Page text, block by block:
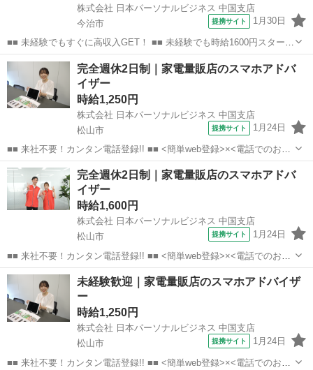
株式会社 日本パーソナルビジネス 中国支店
今治市
提携サイト 1月30日
■■ 未経験でもすぐに高収入GET！ ■■ 未経験でも時給1600円スタート
なので、すぐに高収入!! 社員登用制度もあるので、ゆくゆくは社員に
なんてキャリアアップも目指せます!! ■■ 来社不要！カンタン電話登
録!! ■■...
愛媛 今治市 店長
完全週休2日制｜家電量販店のスマホアドバ
イザー
時給1,250円
株式会社 日本パーソナルビジネス 中国支店
松山市
提携サイト 1月24日
■■ 来社不要！カンタン電話登録!! ■■ <簡単web登録>×<電話でのお仕
事紹介> で、来社なくお仕事探しが可能です♪ 基本情報を入力したら
電話で希望を伝えるだけでOK★ 営業、ラウンダー、事務のお仕事も
あります♪ ご希...
愛媛 松山市 店長
完全週休2日制｜家電量販店のスマホアドバ
イザー
時給1,600円
株式会社 日本パーソナルビジネス 中国支店
松山市
提携サイト 1月24日
■■ 来社不要！カンタン電話登録!! ■■ <簡単web登録>×<電話でのお仕
事紹介> で、来社なくお仕事探しが可能です♪ 基本情報を入力したら
電話で希望を伝えるだけでOK★ 営業、ラウンダー、事務のお仕事も
あります♪ ご希...
愛媛 松山市 店長
未経験歓迎｜家電量販店のスマホアドバイザ
ー
時給1,250円
株式会社 日本パーソナルビジネス 中国支店
松山市
提携サイト 1月24日
■■ 来社不要！カンタン電話登録!! ■■ <簡単web登録>×<電話でのお仕